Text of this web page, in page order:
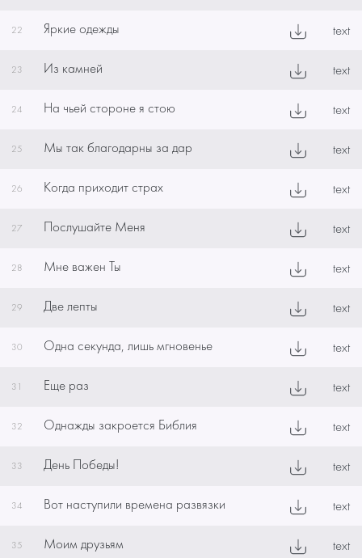
22 Яркие одежды text
23 Из камней text
24 На чьей стороне я стою text
25 Мы так благодарны за дар text
26 Когда приходит страх text
27 Послушайте Меня text
28 Мне важен Ты text
29 Две лепты text
30 Одна секунда, лишь мгновенье text
31 Еще раз text
32 Однажды закроется Библия text
33 День Победы! text
34 Вот наступили времена развязки text
35 Моим друзьям text